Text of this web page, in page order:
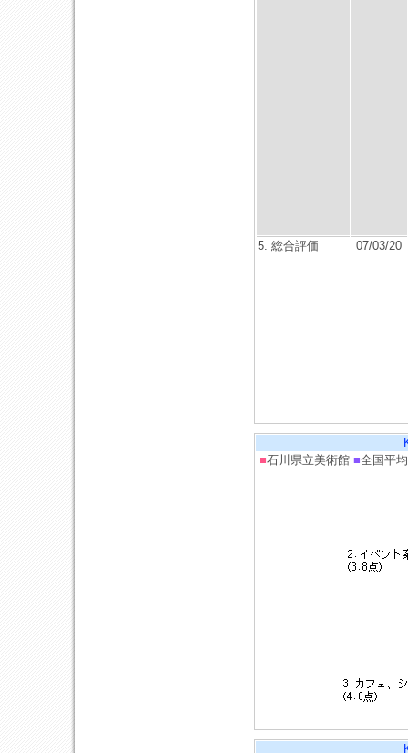
5. 総合評価 07/03/20
■石川県立美術館 ■全国平均